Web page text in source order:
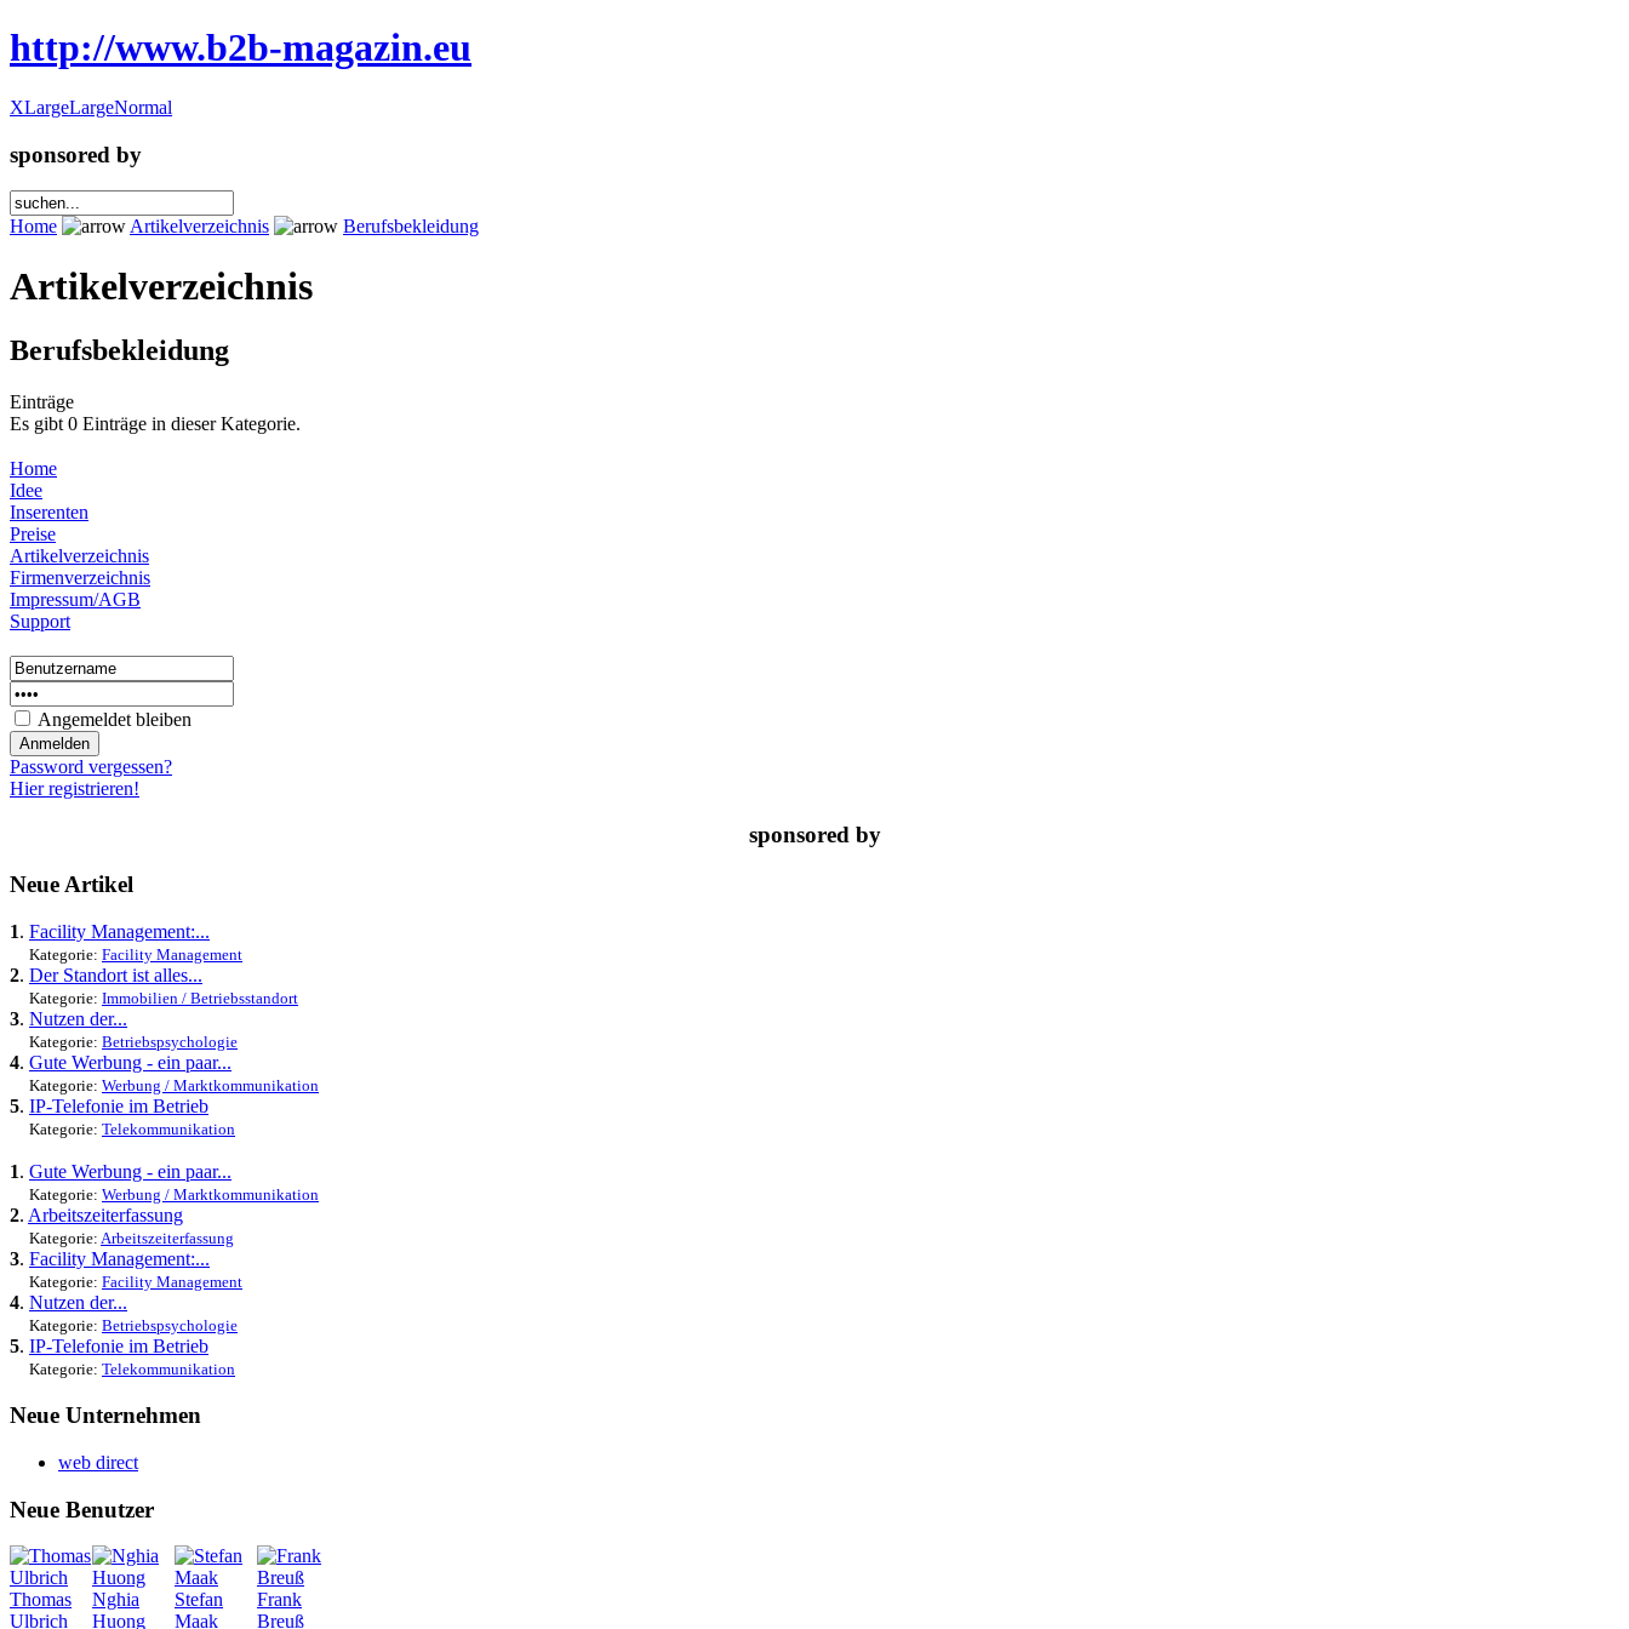
http://www.b2b-magazin.eu
XLargeLargeNormal
sponsored by
Home Artikelverzeichnis Berufsbekleidung
Artikelverzeichnis
Berufsbekleidung
Einträge
Es gibt 0 Einträge in dieser Kategorie.
Home
Idee
Inserenten
Preise
Artikelverzeichnis
Firmenverzeichnis
Impressum/AGB
Support
Angemeldet bleiben
Password vergessen?
Hier registrieren!
sponsored by
Neue Artikel
1. Facility Management:...
Kategorie: Facility Management
2. Der Standort ist alles...
Kategorie: Immobilien / Betriebsstandort
3. Nutzen der...
Kategorie: Betriebspsychologie
4. Gute Werbung - ein paar...
Kategorie: Werbung / Marktkommunikation
5. IP-Telefonie im Betrieb
Kategorie: Telekommunikation
1. Gute Werbung - ein paar...
Kategorie: Werbung / Marktkommunikation
2. Arbeitszeiterfassung
Kategorie: Arbeitszeiterfassung
3. Facility Management:...
Kategorie: Facility Management
4. Nutzen der...
Kategorie: Betriebspsychologie
5. IP-Telefonie im Betrieb
Kategorie: Telekommunikation
Neue Unternehmen
web direct
Neue Benutzer
Thomas
Ulbrich
Nghia
Huong
Stefan
Maak
Frank
Breuß